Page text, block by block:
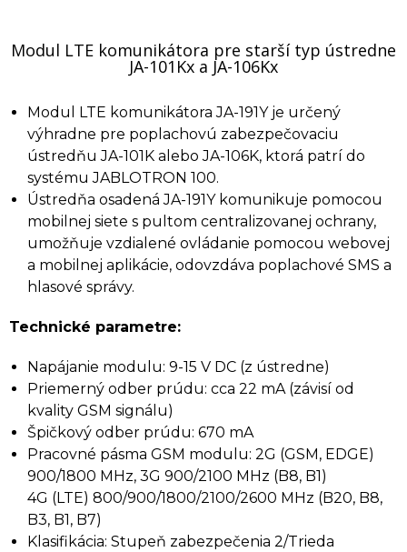
Modul LTE komunikátora pre starší typ ústredne
JA-101Kx a JA-106Kx
Modul LTE komunikátora JA-191Y je určený
výhradne pre poplachovú zabezpečovaciu
ústredňu JA-101K alebo JA-106K, ktorá patrí do
systému JABLOTRON 100.
Ústredňa osadená JA-191Y komunikuje pomocou
mobilnej siete s pultom centralizovanej ochrany,
umožňuje vzdialené ovládanie pomocou webovej
a mobilnej aplikácie, odovzdáva poplachové SMS a
hlasové správy.
Technické parametre:
Napájanie modulu: 9-15 V DC (z ústredne)
Priemerný odber prúdu: cca 22 mA (závisí od
kvality GSM signálu)
Špičkový odber prúdu: 670 mA
Pracovné pásma GSM modulu: 2G (GSM, EDGE)
900/1800 MHz, 3G 900/2100 MHz (B8, B1)
4G (LTE) 800/900/1800/2100/2600 MHz (B20, B8,
B3, B1, B7)
Klasifikácia: Stupeň zabezpečenia 2/Trieda